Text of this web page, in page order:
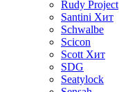
Rudy Project
Santini Хит
Schwalbe
Scicon
Scott Хит
SDG
Seatylock